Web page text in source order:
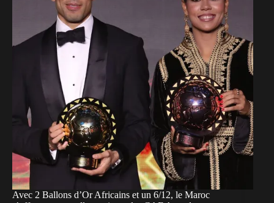
Avec 2 Ballons d’Or Africains et un 6/12, le Maroc